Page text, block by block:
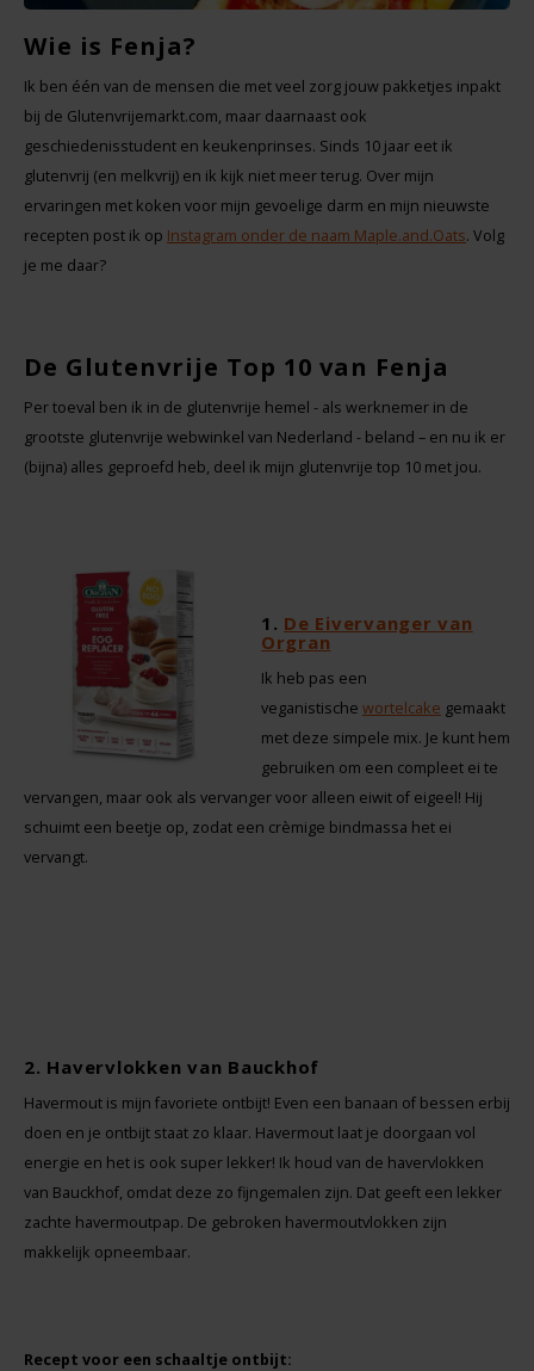
Noten, Zaden & Superfood
Bewuste Voeding
Miss Glutenvrij's Favorieten
Toastabags
Bakvormen
Voedingssupplementen
Bonvita
Candy Tree
Cenovis
Cereal
Consenza
Corn Crake
Dijksterhuis Teffvolkoren
Doves Farm
Fiordifrutta
Gullón
Guto's
Hey! Pizza
Horizon
I am Gluten Free
Joannusmolen
Wie is Fenja?
Ik ben één van de mensen die met veel zorg jouw pakketjes inpakt
bij de Glutenvrijemarkt.com, maar daarnaast ook
geschiedenisstudent en keukenprinses. Sinds 10 jaar eet ik
glutenvrij (en melkvrij) en ik kijk niet meer terug. Over mijn
ervaringen met koken voor mijn gevoelige darm en mijn nieuwste
recepten post ik op Instagram onder de naam Maple.and.Oats. Volg
je me daar?
De Glutenvrije Top 10 van Fenja
Per toeval ben ik in de glutenvrije hemel - als werknemer in de
grootste glutenvrije webwinkel van Nederland - beland – en nu ik er
(bijna) alles geproefd heb, deel ik mijn glutenvrije top 10 met jou.
1. De Eivervanger van
Orgran
Ik heb pas een
veganistische wortelcake gemaakt
met deze simpele mix. Je kunt hem
gebruiken om een compleet ei te
vervangen, maar ook als vervanger voor alleen eiwit of eigeel! Hij
schuimt een beetje op, zodat een crèmige bindmassa het ei
vervangt.
2. Havervlokken van Bauckhof
Havermout is mijn favoriete ontbijt! Even een banaan of bessen erbij
doen en je ontbijt staat zo klaar. Havermout laat je doorgaan vol
energie en het is ook super lekker! Ik houd van de havervlokken
van Bauckhof, omdat deze zo fijngemalen zijn. Dat geeft een lekker
zachte havermoutpap. De gebroken havermoutvlokken zijn
makkelijk opneembaar.
Recept voor een schaaltje ontbijt: